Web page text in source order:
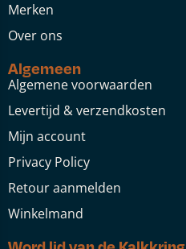
Merken
Over ons
Algemeen
Algemene voorwaarden
Levertijd & verzendkosten
Mijn account
Privacy Policy
Retour aanmelden
Winkelmand